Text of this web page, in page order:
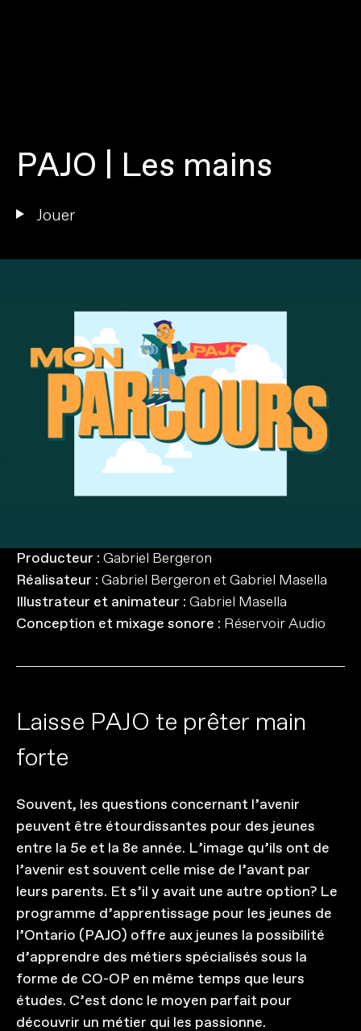
PAJO Les mains
Jouer
Producteur : Gabriel Bergeron
Réalisateur : Gabriel Bergeron et Gabriel Masella
Illustrateur et animateur : Gabriel Masella
Conception et mixage sonore : Réservoir Audio
Laisse PAJO te prêter main
forte
Souvent, les questions concernant l’avenir
peuvent être étourdissantes pour des jeunes
entre la 5e et la 8e année. L’image qu’ils ont de
l’avenir est souvent celle mise de l’avant par
leurs parents. Et s’il y avait une autre option? Le
programme d’apprentissage pour les jeunes de
l’Ontario (PAJO) offre aux jeunes la possibilité
d’apprendre des métiers spécialisés sous la
forme de CO-OP en même temps que leurs
études. C’est donc le moyen parfait pour
découvrir un métier qui les passionne.